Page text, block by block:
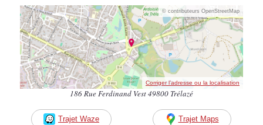
© contributeurs OpenStreetMap
Corriger l’adresse ou la localisation
186 Rue Ferdinand Vest 49800 Trélazé
Trajet Waze Trajet Maps